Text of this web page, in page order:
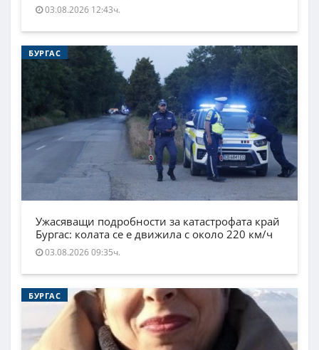
03.08.2026 12:43ч.
БУРГАС
Ужасяващи подробности за катастрофата край
Бургас: колата се е движила с около 220 км/ч
03.08.2026 09:35ч.
БУРГАС